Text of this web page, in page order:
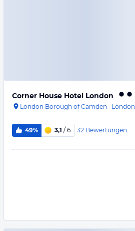
Corner House Hotel London
London Borough of Camden · London
49% 3,1 / 6 32 Bewertungen